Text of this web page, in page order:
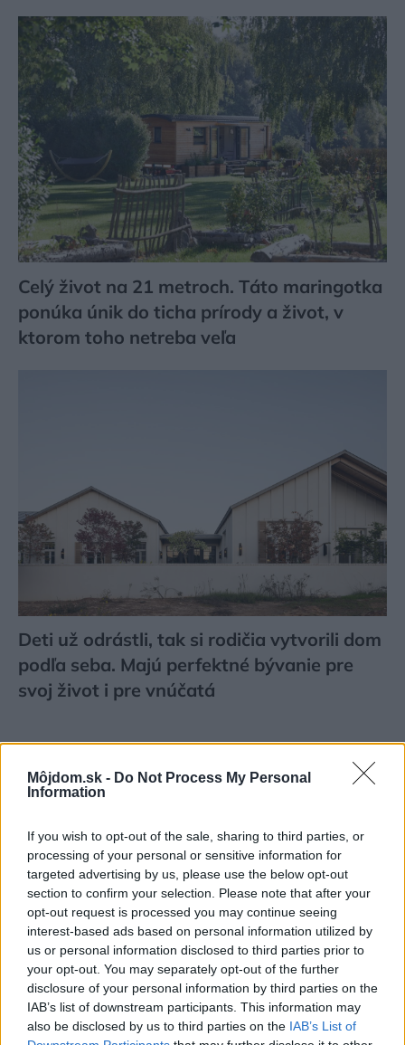
Môjdom.sk - Do Not Process My Personal
Information
If you wish to opt-out of the sale, sharing to third parties, or
processing of your personal or sensitive information for
targeted advertising by us, please use the below opt-out
section to confirm your selection. Please note that after your
opt-out request is processed you may continue seeing
interest-based ads based on personal information utilized by
us or personal information disclosed to third parties prior to
your opt-out. You may separately opt-out of the further
disclosure of your personal information by third parties on the
IAB’s list of downstream participants. This information may
also be disclosed by us to third parties on the IAB’s List of
Celý život na 21 metroch. Táto maringotka
ponúka únik do ticha prírody a život, v
ktorom toho netreba veľa
Deti už odrástli, tak si rodičia vytvorili dom
podľa seba. Majú perfektné bývanie pre
svoj život i pre vnúčatá
Materiály rozhodujú viac, než si myslíte:
Takto dokážu ovplyvniť atmosféru aj dojem